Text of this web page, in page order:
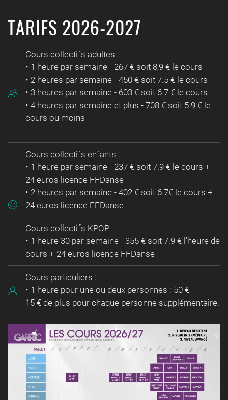
TARIFS 2026-2027
Cours collectifs adultes :
• 1 heure par semaine - 267 € soit 8,9 € le cours
• 2 heures par semaine - 450 € soit 7.5 € le cours
• 3 heures par semaine - 603 € soit 6.7 € le cours
• 4 heures par semaine et plus - 708 € soit 5.9 € le
cours ou moins
Cours collectifs enfants :
• 1 heure par semaine - 237 € soit 7.9 € le cours +
24 euros licence FFDanse
• 2 heures par semaine - 402 € soit 6.7€ le cours +
24 euros licence FFDanse
Cours collectifs KPOP :
• 1 heure 30 par semaine - 355 € soit 7.9 € l'heure de
cours + 24 euros licence FFDanse
Cours particuliers :
• 1 heure pour une ou deux personnes : 50 €
15 € de plus pour chaque personne supplémentaire.